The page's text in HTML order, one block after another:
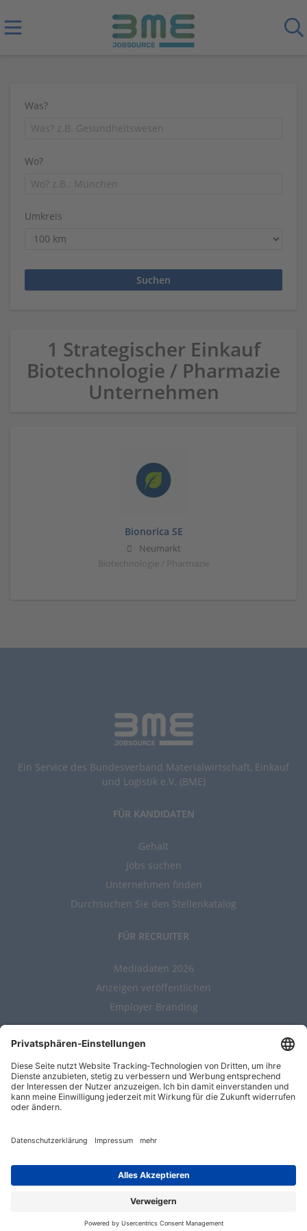
Was?
Wo?
Umkreis
1 Strategischer Einkauf
Biotechnologie / Pharmazie
Unternehmen
Bionorica SE
Neumarkt
Biotechnologie / Pharmazie
Ein Service des Bundesverband Materialwirtschaft, Einkauf
und Logistik e.V. (BME)
FÜR KANDIDATEN
Gehalt
Jobs suchen
Unternehmen finden
Durchsuchen Sie den Stellenkatalog
FÜR RECRUITER
Mediadaten 2026
Anzeigen veröffentlichen
Employer Branding
ALLGEMEIN
Kontakt
AGBs
Entwickelt durchJobiqo